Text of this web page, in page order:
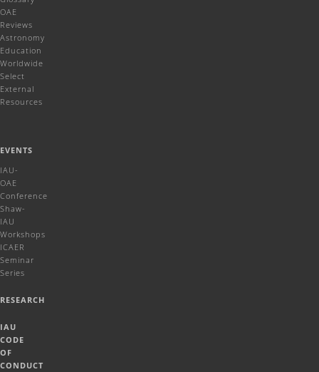
OAE
Reviews
Astronomy
Education
Worldwide
Select
External
Resources
EVENTS
IAU-
OAE
Conference
Shaw-
IAU
Workshops
ICAER
Seminar
Series
RESEARCH
IAU
CODE
OF
CONDUCT